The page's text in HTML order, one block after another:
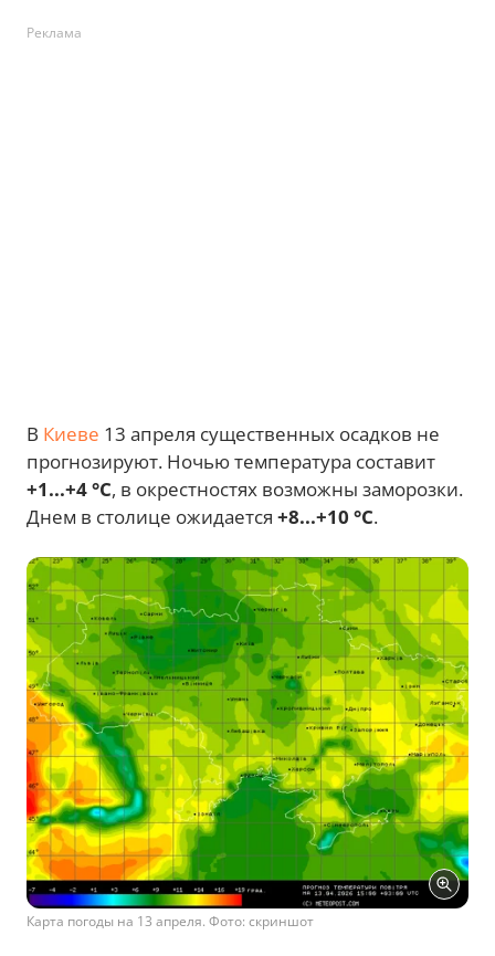
Реклама
В Киеве 13 апреля существенных осадков не
прогнозируют. Ночью температура составит
+1...+4 °C, в окрестностях возможны заморозки.
Днем в столице ожидается +8...+10 °C.
Карта погоды на 13 апреля. Фото: скриншот